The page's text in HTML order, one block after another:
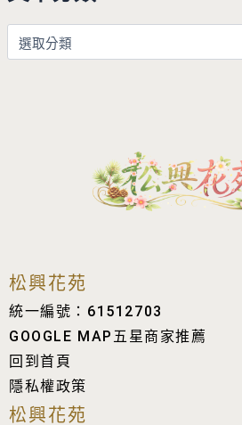
松興花苑
統一編號：61512703
GOOGLE MAP五星商家推薦
回到首頁
隱私權政策
松興花苑